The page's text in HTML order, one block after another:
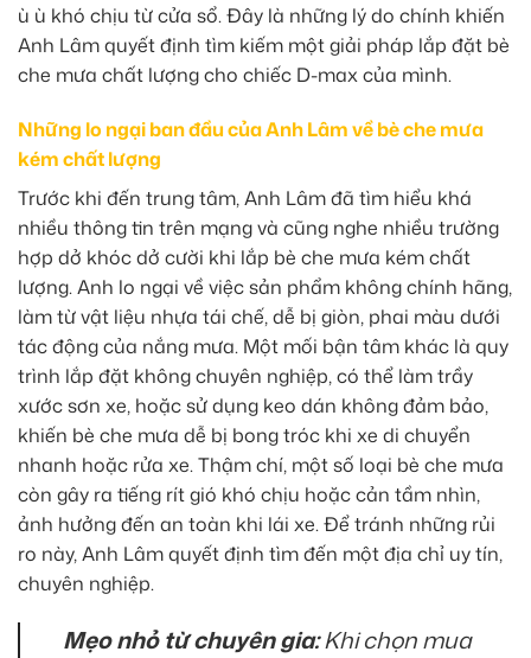
ù ù khó chịu từ cửa sổ. Đây là những lý do chính khiến
Anh Lâm quyết định tìm kiếm một giải pháp lắp đặt bè
che mưa chất lượng cho chiếc D-max của mình.
Những lo ngại ban đầu của Anh Lâm về bè che mưa
kém chất lượng
Trước khi đến trung tâm, Anh Lâm đã tìm hiểu khá
nhiều thông tin trên mạng và cũng nghe nhiều trường
hợp dở khóc dở cười khi lắp bè che mưa kém chất
lượng. Anh lo ngại về việc sản phẩm không chính hãng,
làm từ vật liệu nhựa tái chế, dễ bị giòn, phai màu dưới
tác động của nắng mưa. Một mối bận tâm khác là quy
trình lắp đặt không chuyên nghiệp, có thể làm trầy
xước sơn xe, hoặc sử dụng keo dán không đảm bảo,
khiến bè che mưa dễ bị bong tróc khi xe di chuyển
nhanh hoặc rửa xe. Thậm chí, một số loại bè che mưa
còn gây ra tiếng rít gió khó chịu hoặc cản tầm nhìn,
ảnh hưởng đến an toàn khi lái xe. Để tránh những rủi
ro này, Anh Lâm quyết định tìm đến một địa chỉ uy tín,
chuyên nghiệp.
Mẹo nhỏ từ chuyên gia:Khi chọn mua